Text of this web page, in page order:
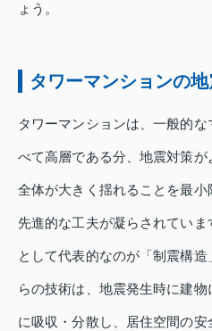
ょう。
タワーマンションの
タワーマンションは、一般的
べて高層である分、地震対策
全体が大きく揺れることを最
先進的な工夫が凝らされてい
として代表的なのが「制震構
らの技術は、地震発生時に建
に吸収・分散し、居住空間の